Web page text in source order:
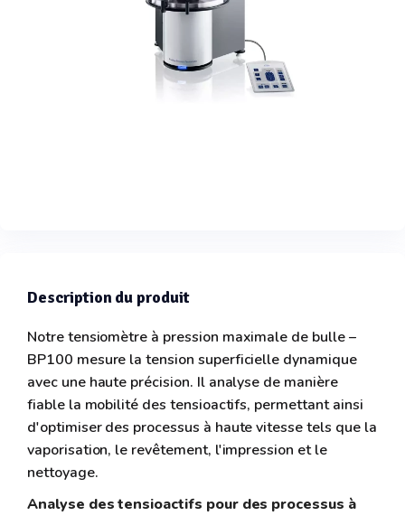
Description du produit
Notre tensiomètre à pression maximale de bulle –
BP100 mesure la tension superficielle dynamique
avec une haute précision. Il analyse de manière
fiable la mobilité des tensioactifs, permettant ainsi
d'optimiser des processus à haute vitesse tels que la
vaporisation, le revêtement, l'impression et le
nettoyage.
Analyse des tensioactifs pour des processus à